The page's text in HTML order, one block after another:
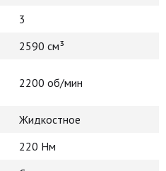
3
2590 см³
2200 об/мин
Жидкостное
220 Нм